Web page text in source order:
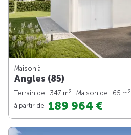
Maison à
Angles (85)
Terrain de : 347 m2 | Maison de : 65 m2
à partir de 189 964 €